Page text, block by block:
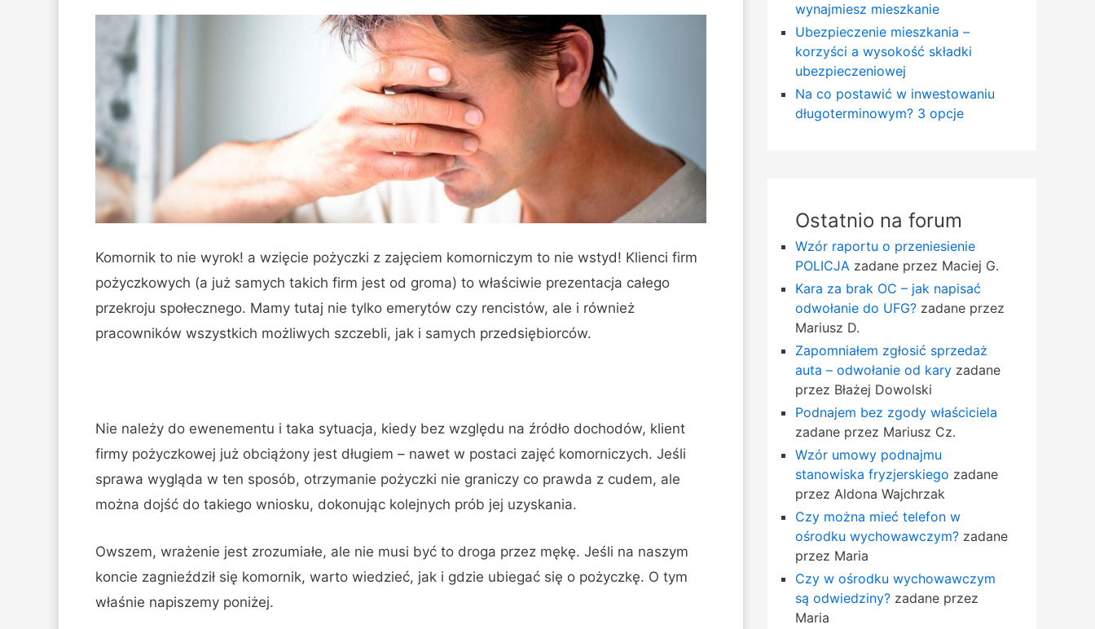
Komornik to nie wyrok! a wzięcie pożyczki z zajęciem komorniczym to nie wstyd! Klienci firm
pożyczkowych (a już samych takich firm jest od groma) to właściwie prezentacja całego
przekroju społecznego. Mamy tutaj nie tylko emerytów czy rencistów, ale i również
pracowników wszystkich możliwych szczebli, jak i samych przedsiębiorców.
Nie należy do ewenementu i taka sytuacja, kiedy bez względu na źródło dochodów, klient
firmy pożyczkowej już obciążony jest długiem – nawet w postaci zajęć komorniczych. Jeśli
sprawa wygląda w ten sposób, otrzymanie pożyczki nie graniczy co prawda z cudem, ale
można dojść do takiego wniosku, dokonując kolejnych prób jej uzyskania.
Owszem, wrażenie jest zrozumiałe, ale nie musi być to droga przez mękę. Jeśli na naszym
koncie zagnieździł się komornik, warto wiedzieć, jak i gdzie ubiegać się o pożyczkę. O tym
właśnie napiszemy poniżej.
wynajmiesz mieszkanie
Ubezpieczenie mieszkania –
korzyści a wysokość składki
ubezpieczeniowej
Na co postawić w inwestowaniu
długoterminowym? 3 opcje
Ostatnio na forum
Wzór raportu o przeniesienie
POLICJA zadane przez Maciej G.
Kara za brak OC – jak napisać
odwołanie do UFG? zadane przez
Mariusz D.
Zapomniałem zgłosić sprzedaż
auta – odwołanie od kary zadane
przez Błażej Dowolski
Podnajem bez zgody właściciela
zadane przez Mariusz Cz.
Wzór umowy podnajmu
stanowiska fryzjerskiego zadane
przez Aldona Wajchrzak
Czy można mieć telefon w
ośrodku wychowawczym? zadane
przez Maria
Czy w ośrodku wychowawczym
są odwiedziny? zadane przez
Maria